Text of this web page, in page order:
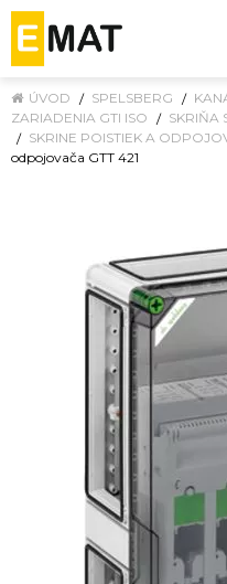
ÚVOD SPELSBERG
ZARIADENIA GTI ISO
SKRIŇA
SKRINE POISTIEK A
odpojovača GTT 421